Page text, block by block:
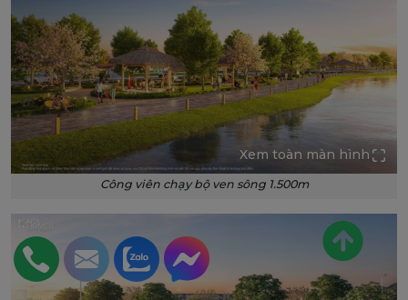
Xem toàn màn hình
Công viên chạy bộ ven sông 1.500m